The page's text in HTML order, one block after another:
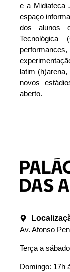
e a Midiateca
espaço
dos alunos
latim
novos
aberto.
Av. Afonso
Terça a
Domingo: 17h